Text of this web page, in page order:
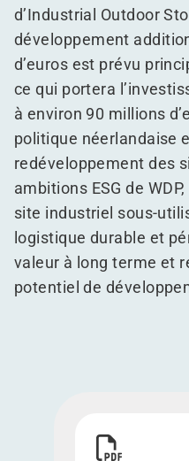
d’Industrial Outdoor
développement
d’euros est prévu
ce qui portera
à environ 90 millions
politique néerlandaise
redéveloppement des
ambitions ESG de
site industriel sous-
logistique durable et
valeur à long terme et
potentiel de